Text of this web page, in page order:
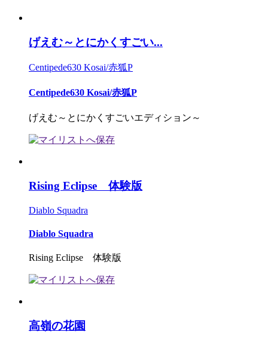
げえむ～とにかくすごい...
Centipede630 Kosai/赤狐P
Centipede630 Kosai/赤狐P
げえむ～とにかくすごいエディション～
Rising Eclipse 体験版
Diablo Squadra
Diablo Squadra
Rising Eclipse 体験版
高嶺の花園